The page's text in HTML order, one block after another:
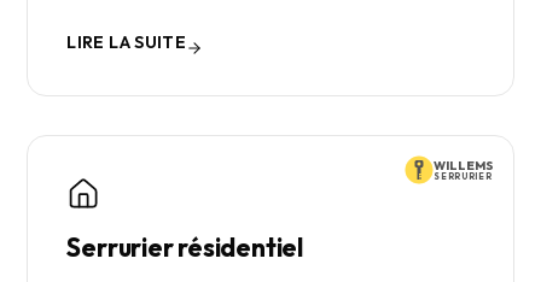
LIRE LA SUITE
WILLEMS
SERRURIER
Serrurier résidentiel